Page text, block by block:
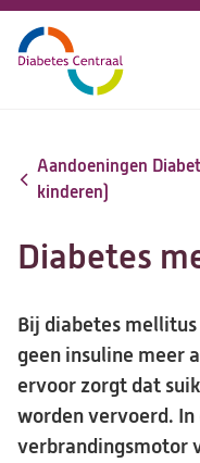
Overslaan
en
gaan
Aandoeningen
kinderen)
Diabetes
Bij diabetes
geen insuline meer
ervoor zorgt dat
worden vervoerd. In
verbrandingsmotor